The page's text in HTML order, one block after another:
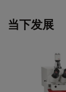
当下发展